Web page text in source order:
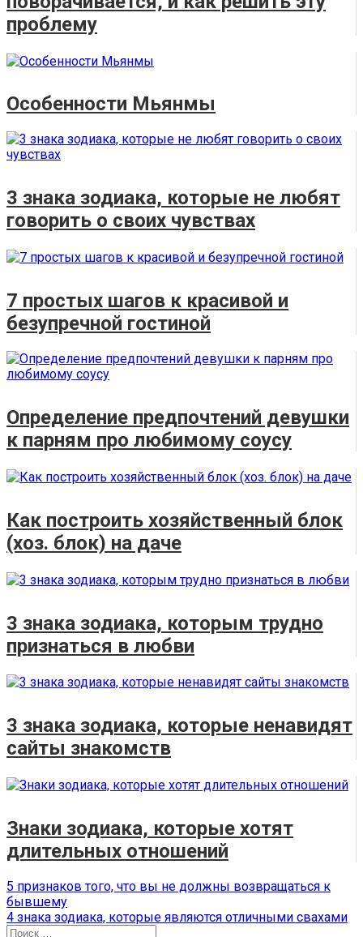
проблему
Особенности Мьянмы
3 знака зодиака, которые не любят
говорить о своих чувствах
7 простых шагов к красивой и
безупречной гостиной
Определение предпочтений девушки
к парням про любимому соусу
Как построить хозяйственный блок
(хоз. блок) на даче
3 знака зодиака, которым трудно
признаться в любви
3 знака зодиака, которые ненавидят
сайты знакомств
Знаки зодиака, которые хотят
длительных отношений
Навигация
по
Предыдущая
запись:
5 признаков того, что вы не должны возвращаться к
бывшему
Следующая
запись:
4 знака зодиака, которые являются отличными свахами
Поиск